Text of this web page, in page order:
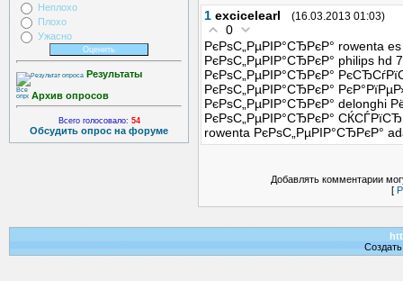
Неплохо
Плохо
Ужасно
Результаты
Архив опросов
Всего голосовало: 54
Обсудить опрос на форуме
1 excicelearl (16.03.2013 01:03)
0
РєРѕС„РµРІР°СЂРєР° rowenta
РєРѕС„РµРІР°СЂРєР° philips hd
РєРѕС„РµРІР°СЂРєР°
РєРѕС„РµРІР°СЂРєР°
РєРѕС„РµРІР°СЂРєР° delonghi
РєРѕС„РµРІР°СЂРєР°
rowenta РєРѕС„РµРІР°СЂРєР°
Добавлять комментарии
[